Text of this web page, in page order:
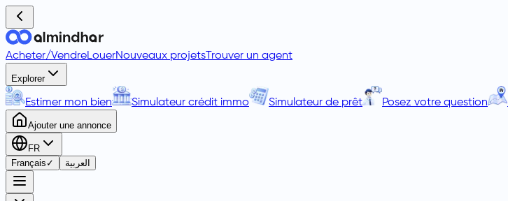
Acheter/VendreLouerNouveaux projets Trouver un agent
Explorer
Estimer mon bien Simulateur crédit immo Simulateur de prêt Posez votre question
Ajouter une annonce
FR
Français ✓ العربية